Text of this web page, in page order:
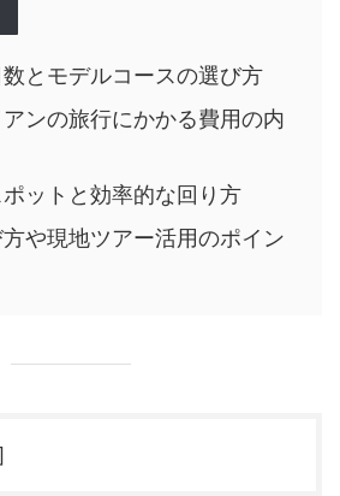
とモデルコースの選び方
ンの旅行にかかる費用の内
ットと効率的な回り方
や現地ツアー活用のポイン